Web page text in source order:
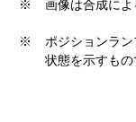
※ 画像は合成によ
※
ポジションラ
状態を示すもの